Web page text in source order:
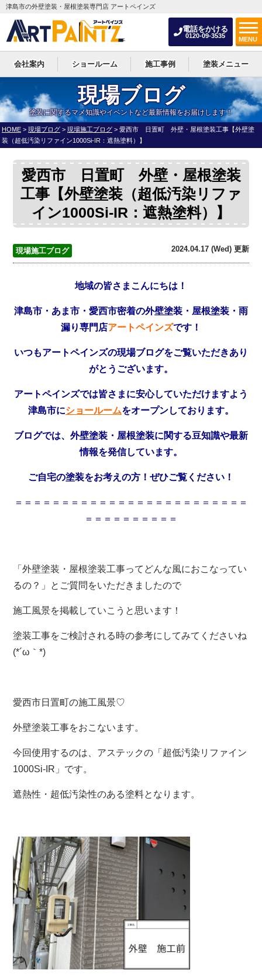
電話をかける
0120-09-3535
MENU
津島市の外壁塗装・屋根塗装専門店 アートペインズ
会社案内 ショールーム 施工事例 塗装メニュー
現場ブログ
塗装に関するマメ知識やイベントなど最新情報をお届けします！
HOME > 現場ブログ > 現場施工ブログ > 愛西市 日置町 外壁・屋根塗装工事【外壁塗
装（超低汚染リファイン1000Si-IR：遮熱塗料）】
愛西市 日置町 外壁・屋根塗装
工事【外壁塗装（超低汚染リファ
イン1000Si-IR：遮熱塗料）】
現場施工ブログ 2024.04.17 (Wed) 更新
地域の皆さまこんにちは！
津島市・あま市・愛西市密着の外壁塗装・屋根塗装・雨
漏り専門店アートペインズです！
いつもアートペインズの現場ブログをご覧いただきあり
がとうございます。
アートペインズでは皆さまに安心していただけますよう
津島市にショールームをオープンしております。
ブログでは、外壁塗装・屋根塗装に関する豆知識や最新
情報を発信しています。
ご自宅の塗装をお考えの方！ぜひご覧ください！
＝＝＝＝＝＝＝＝＝＝＝＝＝＝＝＝＝＝＝＝＝＝＝＝＝
＝＝＝＝＝＝＝＝＝＝
「外壁塗装・屋根塗装工事ってどんな風におこなってい
るの？」とご質問をいただきましたので
施工風景を掲載していこうと思います！
塗装工事をご検討される時の参考にしてみてくださいね
(*´ω｀*)
愛西市日置町の施工風景♡
外壁塗装工事をおこないます。
今回使用するのは、アステックの「超低汚染リファイン
1000Si-IR」です。
遮熱性・超低汚染性のある塗料となります。